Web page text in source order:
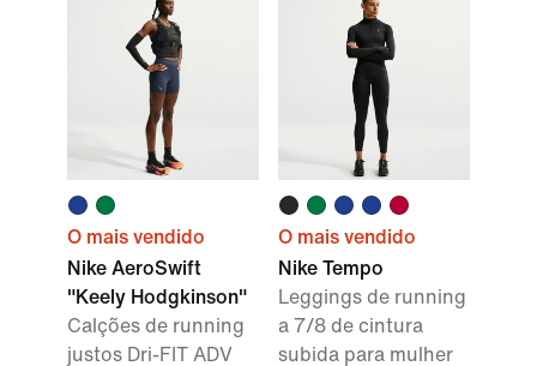
O mais vendido
Nike AeroSwift
"Keely Hodgkinson"
Calções de running
justos Dri-FIT ADV
O mais vendido
Nike Tempo
Leggings de running
a 7/8 de cintura
subida para mulher